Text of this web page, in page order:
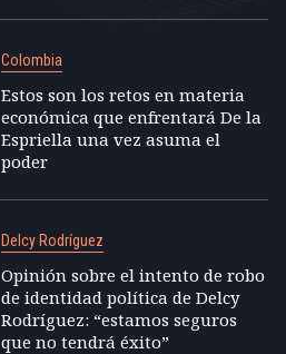
Colombia
Estos son los retos en materia
económica que enfrentará De la
Espriella una vez asuma el
poder
Delcy Rodríguez
Opinión sobre el intento de robo
de identidad política de Delcy
Rodríguez: “estamos seguros
que no tendrá éxito”